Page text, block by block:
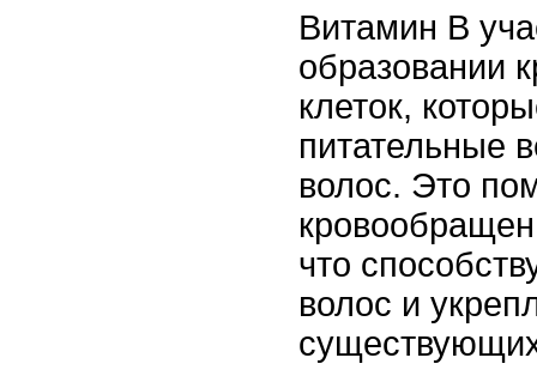
Витамин В
образовании
клеток,
питательные
волос. Это
что
волос и